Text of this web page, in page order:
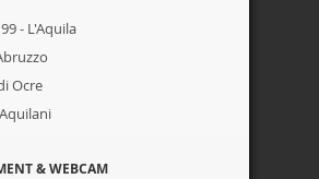
- L'Aquila
Ocre
& WEBCAM